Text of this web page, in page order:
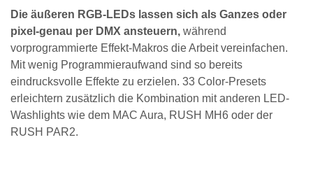
Die äußeren RGB-LEDs lassen sich als Ganzes oder
pixel-genau per DMX ansteuern, während
vorprogrammierte Effekt-Makros die Arbeit vereinfachen.
Mit wenig Programmieraufwand sind so bereits
eindrucksvolle Effekte zu erzielen. 33 Color-Presets
erleichtern zusätzlich die Kombination mit anderen LED-
Washlights wie dem MAC Aura, RUSH MH6 oder der
RUSH PAR2.